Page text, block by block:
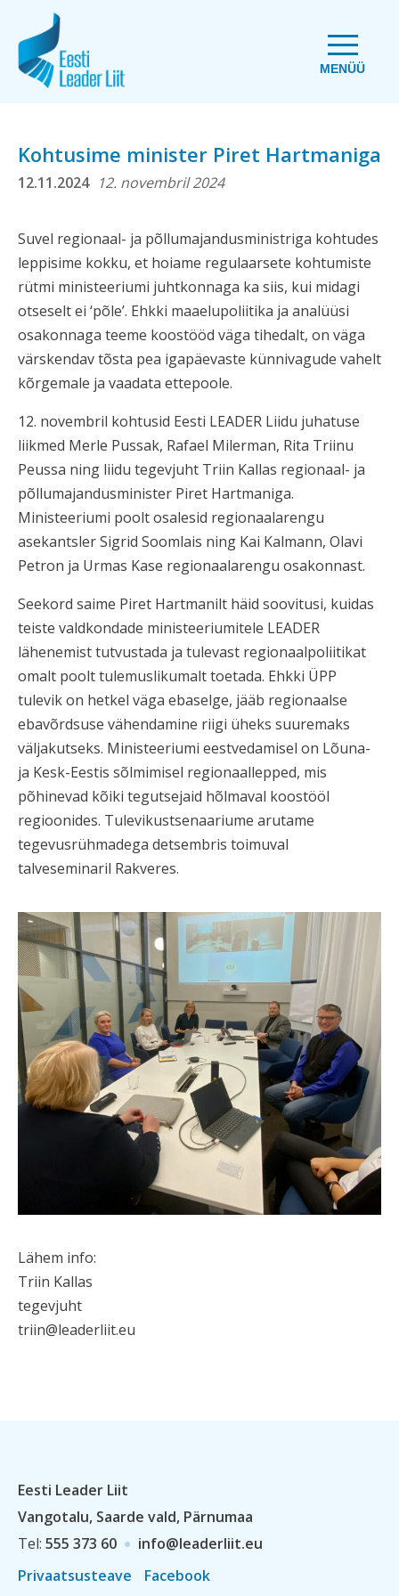
MENÜÜ
Kohtusime minister Piret Hartmaniga
12.11.2024 12. novembril 2024
Suvel regionaal- ja põllumajandusministriga kohtudes
leppisime kokku, et hoiame regulaarsete kohtumiste
rütmi ministeeriumi juhtkonnaga ka siis, kui midagi
otseselt ei ‘põle’. Ehkki maaelupoliitika ja analüüsi
osakonnaga teeme koostööd väga tihedalt, on väga
värskendav tõsta pea igapäevaste künnivagude vahelt
kõrgemale ja vaadata ettepoole.
12. novembril kohtusid Eesti LEADER Liidu juhatuse
liikmed Merle Pussak, Rafael Milerman, Rita Triinu
Peussa ning liidu tegevjuht Triin Kallas regionaal- ja
põllumajandusminister Piret Hartmaniga.
Ministeeriumi poolt osalesid regionaalarengu
asekantsler Sigrid Soomlais ning Kai Kalmann, Olavi
Petron ja Urmas Kase regionaalarengu osakonnast.
Seekord saime Piret Hartmanilt häid soovitusi, kuidas
teiste valdkondade ministeeriumitele LEADER
lähenemist tutvustada ja tulevast regionaalpoliitikat
omalt poolt tulemuslikumalt toetada. Ehkki ÜPP
tulevik on hetkel väga ebaselge, jääb regionaalse
ebavõrdsuse vähendamine riigi üheks suuremaks
väljakutseks. Ministeeriumi eestvedamisel on Lõuna-
ja Kesk-Eestis sõlmimisel regionaallepped, mis
põhinevad kõiki tegutsejaid hõlmaval koostööl
regioonides. Tulevikustsenaariume arutame
tegevusrühmadega detsembris toimuval
talveseminaril Rakveres.
Lähem info:
Triin Kallas
tegevjuht
triin@leaderliit.eu
Eesti Leader Liit
Vangotalu, Saarde vald, Pärnumaa
Tel: 555 373 60
info@leaderliit.eu
Privaatsusteave
Facebook